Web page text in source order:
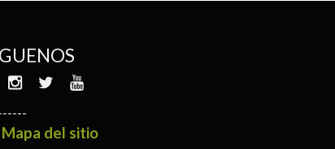
Mapa del sitio